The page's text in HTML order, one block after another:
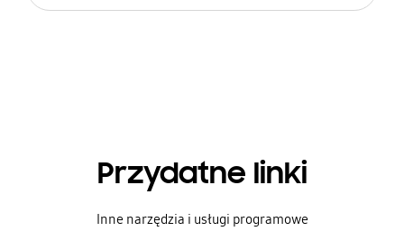
Przydatne linki
Inne narzędzia i usługi programowe